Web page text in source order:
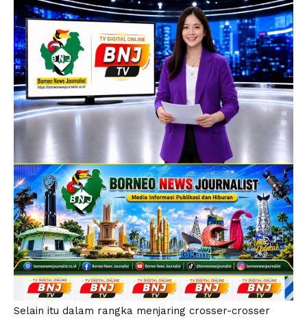
Selain itu dalam rangka menjaring crosser-crosser